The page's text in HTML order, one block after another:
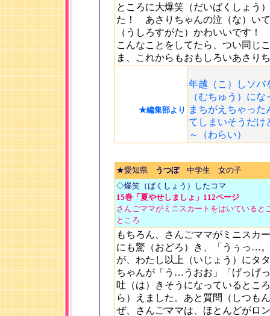
ところに大爆笑（だいばくしょう
た！ あさりちゃんの泣（な）い
（うしろすがた）かわいいです！
こんなことをしてたら、つい同じ
ま、これからもおもしろいあさり
★編集部より
年越（こ）しソバ
（むちゅう）に
まちがえちゃっ
てしまいそうだ
～（わらい）
★愛知県 うつぼ中学生 女の子
◇爆笑（ばくしょう）したコマ
15巻「夏やせしましょ」112ページ
さんごママがミニスカートをはいている
ところ
もちろん、さんごママがミニスカ
にも驚（おどろ）き、「うぅっ…
が、わたし以上（いじょう）にタ
ちゃんが「う…うおお」「げっげ
吐（は）きそうになっているとこ
ら）えました。あと質問（しつも
ぜ、さんごママは、ほとんどがロ